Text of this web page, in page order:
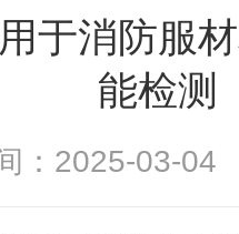
于消防服
能检测
间：2025-03-